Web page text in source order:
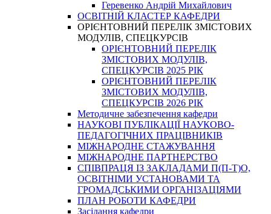
Геревенко Андрій Михайлович
ОСВІТНІЙ КЛАСТЕР КАФЕДРИ
ОРІЄНТОВНИЙ ПЕРЕЛІК ЗМІСТОВИХ
МОДУЛІВ, СПЕЦКУРСІВ
ОРІЄНТОВНИЙ ПЕРЕЛІК
ЗМІСТОВИХ МОДУЛІВ,
СПЕЦКУРСІВ 2025 РІК
ОРІЄНТОВНИЙ ПЕРЕЛІК
ЗМІСТОВИХ МОДУЛІВ,
СПЕЦКУРСІВ 2026 РІК
Методичне забезпечення кафедри
НАУКОВІ ПУБЛІКАЦІЇ НАУКОВО-
ПЕДАГОГІЧНИХ ПРАЦІВНИКІВ
МІЖНАРОДНЕ СТАЖУВАННЯ
МІЖНАРОДНЕ ПАРТНЕРСТВО
СПІВПРАЦЯ ІЗ ЗАКЛАДАМИ П(П-Т)О,
ОСВІТНІМИ УСТАНОВАМИ ТА
ГРОМАДСЬКИМИ ОРГАНІЗАЦІЯМИ
ПЛАН РОБОТИ КАФЕДРИ
Засідання кафедри